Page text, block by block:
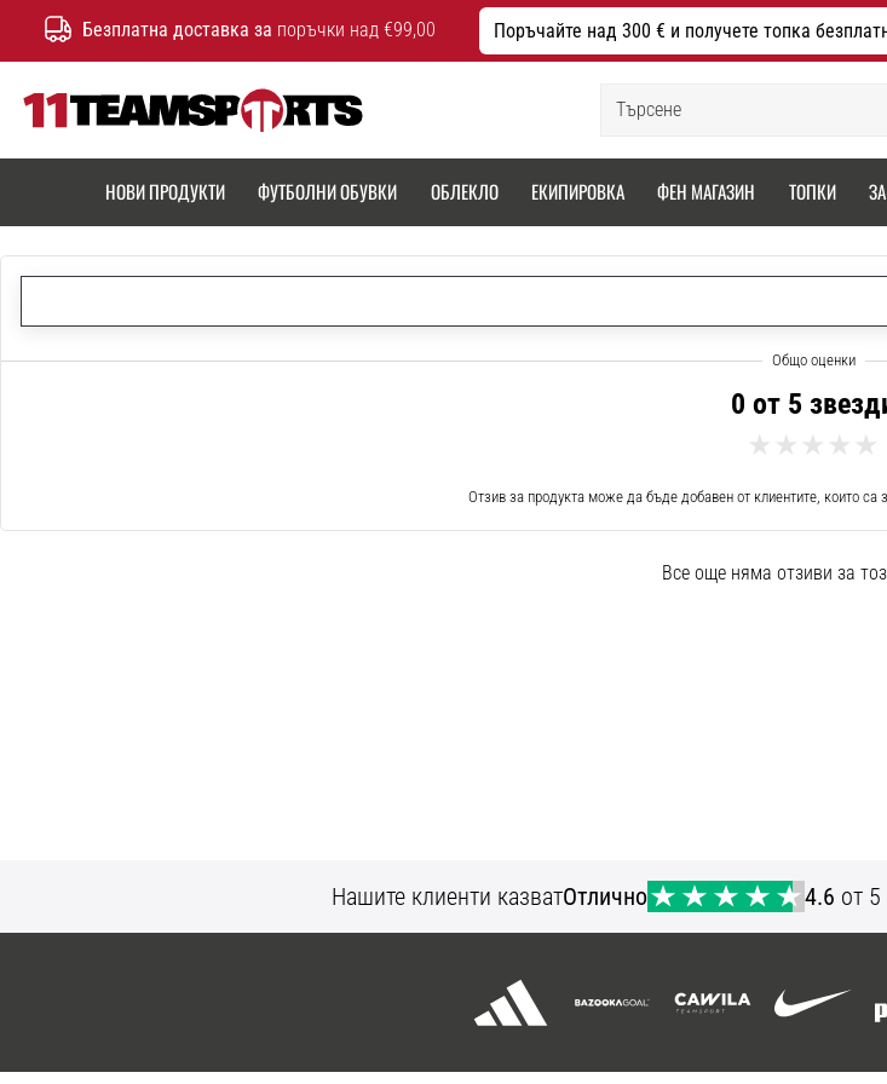
Безплатна доставка за поръчки над €99,00 Поръчайте над 300 € и получете топка
НОВИ ПРОДУКТИ ФУТБОЛНИ ОБУВКИ ОБЛЕКЛО ЕКИПИРОВКА ФЕН МАГАЗИН ТОПКИ
0 от 5
Отзив за продукта може да бъде добавен от клиентите, които са
Все още няма отзиви за
Нашите клиенти казватОтлично 4.6 от